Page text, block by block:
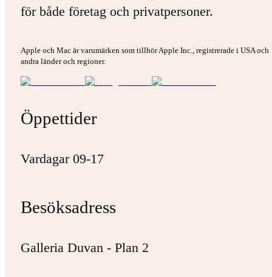
för både företag och privatpersoner.
Apple och Mac är varumärken som tillhör Apple Inc., registrerade i USA och
andra länder och regioner.
Öppettider
Vardagar 09-17
Besöksadress
Galleria Duvan - Plan 2